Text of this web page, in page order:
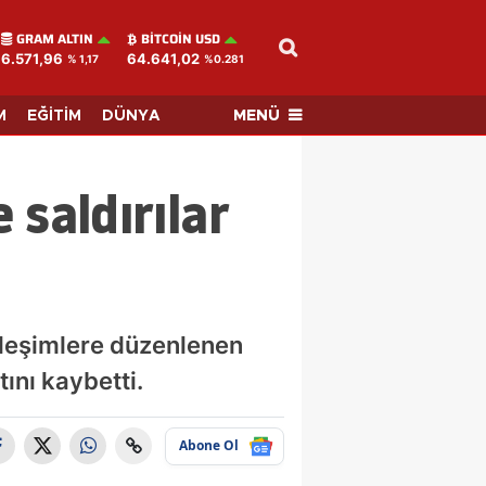
GRAM ALTIN
6.571,96 % 1,17
BITCOIN USD
64.641,02 %0.281
EĞİTİM DÜNYA MENÜ
düzenlenen
kaybetti.
Abone Ol